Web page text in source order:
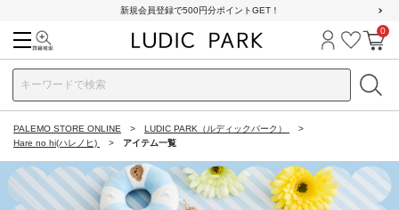
新規会員登録で500円分ポイントGET！
ログイン
お気に
カ
0
PALEMO STORE ONLINE
LUDIC PARK（ルディックパーク）
Hare no hi(ハレノヒ)
アイテム一覧